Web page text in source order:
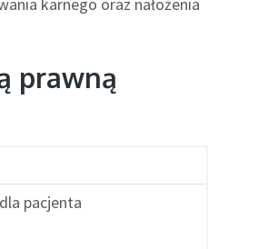
prawną
pacjenta